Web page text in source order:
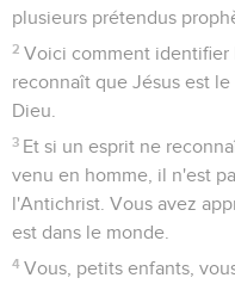
plusieurs prétendus
2 Voici comment identifier
reconnaît que Jésus est
Dieu.
3 Et si un esprit ne
venu en homme, il n'est
l'Antichrist. Vous avez
est dans le monde.
4 Vous, petits enfants,